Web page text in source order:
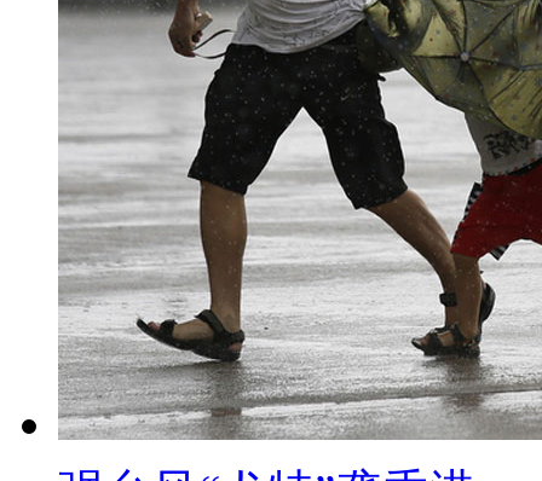
【解说】通知要求，严格控
资金举办营业性文艺晚会。不
腕”，坚决刹住滥办节会演出、
本通知规定、耗资巨大、奢华
【解说】针对中宣部等五部
精神。冯小刚执导春晚的灯光
节俭。今年冯小刚执导的春晚
的许多灯光舞美场景，都是重
标题：武汉墓地开发商：每